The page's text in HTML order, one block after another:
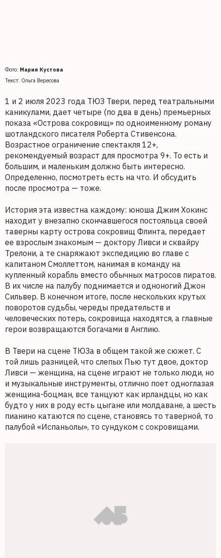
Фото: Мария Кустова
Текст: Ольга Вересова
1 и 2 июля 2023 года ТЮЗ Твери, перед театральными
каникулами, дает четыре (по два в день) премьерных
показа «Острова сокровищ» по одноименному роману
шотландского писателя Роберта Стивенсона.
Возрастное ограничение спектакля 12+,
рекомендуемый возраст для просмотра 9+. То есть и
большим, и маленьким должно быть интересно.
Определенно, посмотреть есть на что. И обсудить
после просмотра — тоже.
История эта известна каждому: юноша Джим Хокинс
находит у внезапно скончавшегося постояльца своей
таверны карту острова сокровищ Флинта, передает
ее взрослым знакомым — доктору Ливси и сквайру
Трелони, а те снаряжают экспедицию во главе с
капитаном Смоллеттом, нанимая в команду на
купленный корабль вместо обычных матросов пиратов.
В их числе на палубу поднимается и одноногий Джон
Сильвер. В конечном итоге, после нескольких крутых
поворотов судьбы, череды предательств и
человеческих потерь, сокровища находятся, а главные
герои возвращаются богачами в Англию.
В Твери на сцене ТЮЗа в общем такой же сюжет. С
той лишь разницей, что слепых Пью тут двое, доктор
Ливси — женщина, на сцене играют не только люди, но
и музыкальные инструменты, отлично поет одноглазая
женщина-боцман, все танцуют как ирландцы, но как
будто у них в роду есть цыгане или молдаване, а шесть
пианино катаются по сцене, становясь то таверной, то
палубой «Испаньолы», то сундуком с сокровищами.